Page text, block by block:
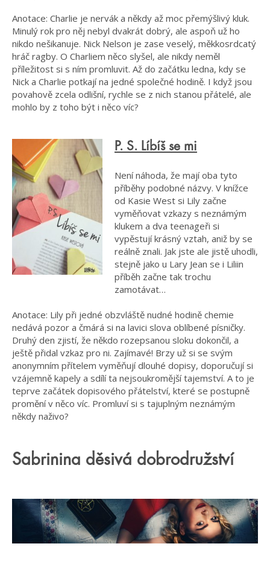
Anotace: Charlie je nervák a někdy až moc přemýšlivý kluk.
Minulý rok pro něj nebyl dvakrát dobrý, ale aspoň už ho
nikdo nešikanuje. Nick Nelson je zase veselý, měkkosrdcatý
hráč ragby. O Charliem něco slyšel, ale nikdy neměl
příležitost si s ním promluvit. Až do začátku ledna, kdy se
Nick a Charlie potkají na jedné společné hodině. I když jsou
povahově zcela odlišní, rychle se z nich stanou přátelé, ale
mohlo by z toho být i něco víc?
P. S. Líbíš se mi
Není náhoda, že mají oba tyto
příběhy podobné názvy. V knížce
od Kasie West si Lily začne
vyměňovat vzkazy s neznámým
klukem a dva teenageři si
vypěstují krásný vztah, aniž by se
reálně znali. Jak jste ale jistě uhodli,
stejně jako u Lary Jean se i Liliin
příběh začne tak trochu
zamotávat…
Anotace: Lily při jedné obzvláště nudné hodině chemie
nedává pozor a čmárá si na lavici slova oblíbené písničky.
Druhý den zjistí, že někdo rozepsanou sloku dokončil, a
ještě přidal vzkaz pro ni. Zajímavé! Brzy už si se svým
anonymním přítelem vyměňují dlouhé dopisy, doporučují si
vzájemně kapely a sdílí ta nejsoukromější tajemství. A to je
teprve začátek dopisového přátelství, které se postupně
promění v něco víc. Promluví si s tajuplným neznámým
někdy naživo?
Sabrinina děsivá dobrodružství